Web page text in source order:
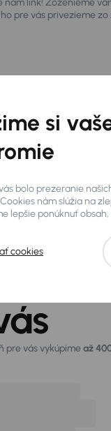
nám link! Zoženieme
pre vás privezieme zo
pre vás vykúpimeaž
si
bolo prezeranie
nám slúžia na
lepšie ponúknuť
cookies